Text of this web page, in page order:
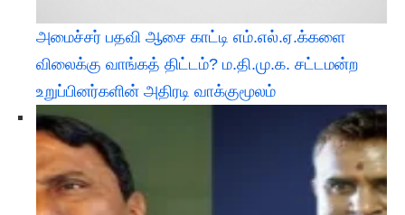
அமைச்சர் பதவி ஆசை காட்டி எம்.எல்.ஏ.க்களை
விலைக்கு வாங்கத் திட்டம்? ம.தி.மு.க. சட்டமன்ற
உறுப்பினர்களின் அதிரடி வாக்குமூலம்